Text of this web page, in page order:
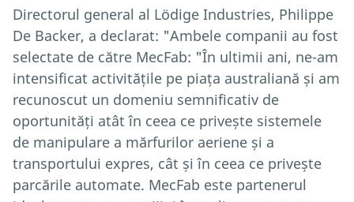
Directorul general al Lödige Industries, Philippe
De Backer, a declarat: "Ambele companii au fost
selectate de către MecFab: "În ultimii ani, ne-am
intensificat activitățile pe piața australiană și am
recunoscut un domeniu semnificativ de
oportunități atât în ceea ce privește sistemele
de manipulare a mărfurilor aeriene și a
transportului expres, cât și în ceea ce privește
parcările automate. MecFab este partenerul